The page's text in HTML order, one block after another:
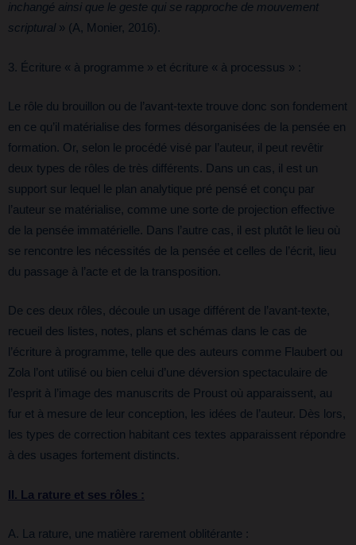
inchangé ainsi que le geste qui se rapproche de mouvement
scriptural » (A, Monier, 2016).
3. Écriture « à programme » et écriture « à processus » :
Le rôle du brouillon ou de l’avant-texte trouve donc son fondement
en ce qu’il matérialise des formes désorganisées de la pensée en
formation. Or, selon le procédé visé par l’auteur, il peut revêtir
deux types de rôles de très différents. Dans un cas, il est un
support sur lequel le plan analytique pré pensé et conçu par
l’auteur se matérialise, comme une sorte de projection effective
de la pensée immatérielle. Dans l’autre cas, il est plutôt le lieu où
se rencontre les nécessités de la pensée et celles de l’écrit, lieu
du passage à l’acte et de la transposition.
De ces deux rôles, découle un usage différent de l’avant-texte,
recueil des listes, notes, plans et schémas dans le cas de
l’écriture à programme, telle que des auteurs comme Flaubert ou
Zola l’ont utilisé ou bien celui d’une déversion spectaculaire de
l’esprit à l’image des manuscrits de Proust où apparaissent, au
fur et à mesure de leur conception, les idées de l’auteur. Dès lors,
les types de correction habitant ces textes apparaissent répondre
à des usages fortement distincts.
II. La rature et ses rôles :
A. La rature, une matière rarement oblitérante :